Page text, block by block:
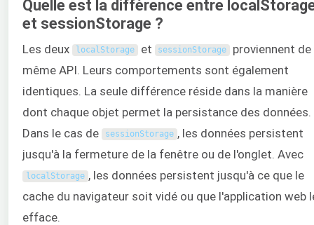
Quelle est la différence entre
et sessionStorage ?
Les deux localStorage et sessionStorage
proviennent de
même API. Leurs comportements sont également
identiques. La seule différence réside dans la manière
dont chaque objet permet la persistance des données.
Dans le cas de
sessionStorage , les données persistent
jusqu'à la fermeture de la fenêtre ou de l'onglet. Avec
localStorage , les données persistent jusqu'à ce que le
cache du navigateur soit vidé ou que l'application web
efface.